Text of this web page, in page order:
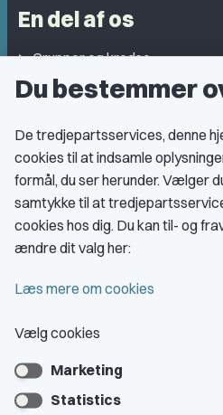
En del af os
Grupper og kredse
Studentergrupper
Medlemskab
Fordele som medlem
Kontingent
Bliv medlem
Du bestemmer
De tredjepartsservices, denne
cookies til at indsamle
formål, du ser herunder. Vælger
samtykke til at
cookies hos dig. Du kan til- og
ændre dit valg her:
Læs mere om cookies
Vælg cookies
Marketing
Statistics